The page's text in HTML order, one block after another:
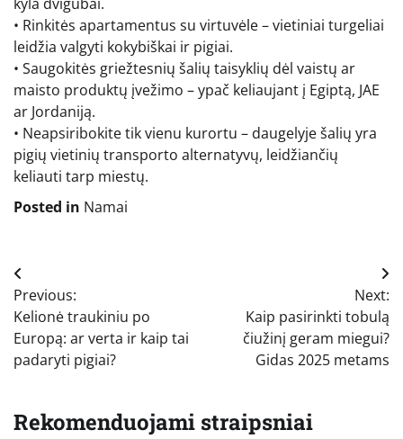
• Rinkitės apartamentus su virtuvėle – vietiniai turgeliai
leidžia valgyti kokybiškai ir pigiai.
• Saugokitės griežtesnių šalių taisyklių dėl vaistų ar
maisto produktų įvežimo – ypač keliaujant į Egiptą, JAE
ar Jordaniją.
• Neapsiribokite tik vienu kurortu – daugelyje šalių yra
pigių vietinių transporto alternatyvų, leidžiančių
keliauti tarp miestų.
Posted in Namai
Navigacija
tarp
įrašų
Previous:
Kelionė traukiniu po
Europą: ar verta ir kaip tai
padaryti pigiai?
Next:
Kaip pasirinkti tobulą
čiužinį geram miegui?
Gidas 2025 metams
Rekomenduojami straipsniai